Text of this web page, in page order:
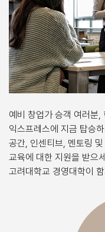
예비 창업가 승객 여러분,
익스프레스에 지금 탑승
공간, 인센티브, 멘토링
교육에 대한 지원을 받으
고려대학교 경영대학이